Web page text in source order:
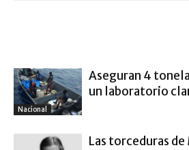
Nacional
Aseguran 4
un laboratorio
Las torceduras